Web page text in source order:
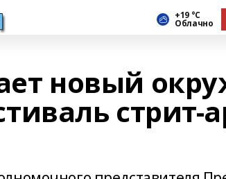
+19 °С
Облачно
новый
стрит-